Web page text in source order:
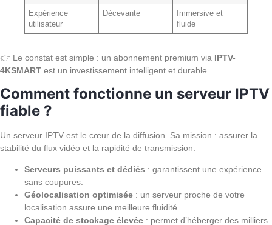
Expérience
utilisateur
Décevante
Immersive et
fluide
👉 Le constat est simple : un abonnement premium via IPTV-
4KSMART est un investissement intelligent et durable.
Comment fonctionne un serveur IPTV
fiable ?
Un serveur IPTV est le cœur de la diffusion. Sa mission : assurer la
stabilité du flux vidéo et la rapidité de transmission.
Serveurs puissants et dédiés : garantissent une expérience
sans coupures.
Géolocalisation optimisée : un serveur proche de votre
localisation assure une meilleure fluidité.
Capacité de stockage élevée : permet d’héberger des milliers